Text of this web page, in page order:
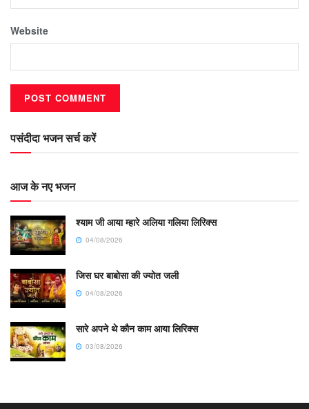
Website
पसंदीदा भजन सर्च करें
आज के नए भजन
श्याम जी आया म्हारे अलिया गलिया लिरिक्स
04/08/2026
जिस घर बाबोसा की ज्योत जली
04/08/2026
सारे अपने थे कौन काम आया लिरिक्स
03/08/2026